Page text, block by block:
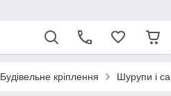
Будівельне кріплення Шурупи і